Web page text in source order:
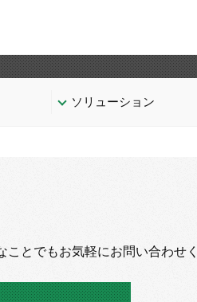
ソリューション
ことでもお気軽にお問い合わせ